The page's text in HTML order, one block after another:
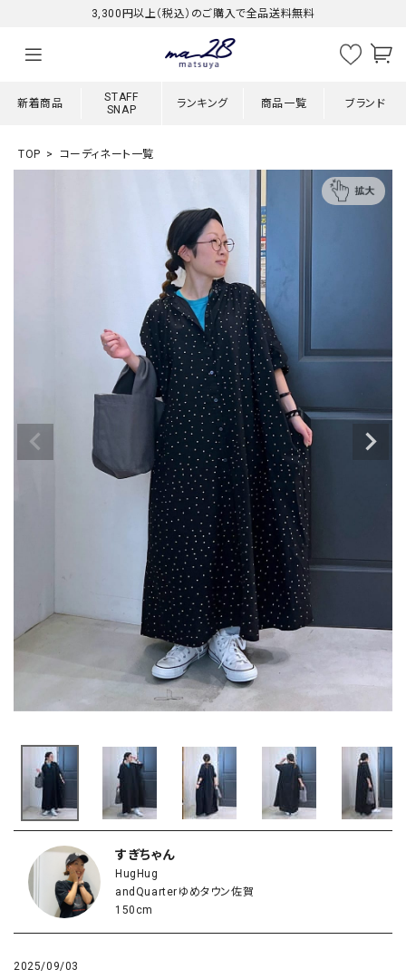
3,300円以上（税込）のご購入で全品送料無料
新着商品
STAFF
SNAP
ランキング 商品一覧 ブランド
TOP コーディネート一覧
すぎちゃん
HugHug
andQuarterゆめタウン佐賀
150cm
2025/09/03